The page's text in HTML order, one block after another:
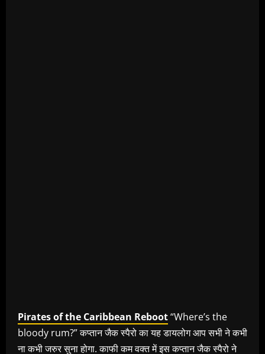
Pirates of the Caribbean Reboot“Where’s the
bloody rum?” कप्तान जैक स्पैरो का यह डायलोग आप सभी ने कभी
ना कभी जरुर सुना होगा. काफी कम वक्त में इस कप्तान जैक स्पैरो ने